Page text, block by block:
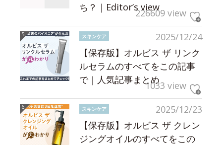
ち？｜Editor’s view226609 view
2025/12/24
スキンケア
【保存版】オルビス ザ リンク
ルセラムのすべてをこの記事
で｜人気記事まとめ1033 view
2025/12/23
スキンケア
【保存版】オルビス ザ クレン
ジングオイルのすべてをこの